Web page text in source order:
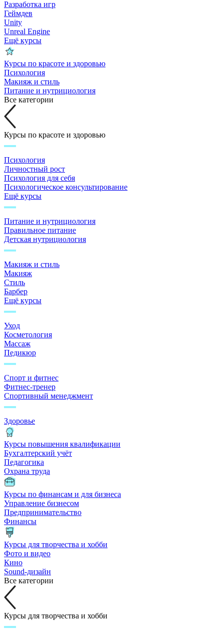
Разработка игр
Геймдев
Unity
Unreal Engine
Ещё курсы
Курсы по красоте и здоровью
Психология
Макияж и стиль
Питание и нутрициология
Все категории
Курсы по красоте и здоровью
Психология
Личностный рост
Психология для себя
Психологическое консультирование
Ещё курсы
Питание и нутрициология
Правильное питание
Детская нутрициология
Макияж и стиль
Макияж
Стиль
Барбер
Ещё курсы
Уход
Косметология
Массаж
Педикюр
Спорт и фитнес
Фитнес-тренер
Спортивный менеджмент
Здоровье
Курсы повышения квалификации
Бухгалтерский учёт
Педагогика
Охрана труда
Курсы по финансам и для бизнеса
Управление бизнесом
Предпринимательство
Финансы
Курсы для творчества и хобби
Фото и видео
Кино
Sound-дизайн
Все категории
Курсы для творчества и хобби